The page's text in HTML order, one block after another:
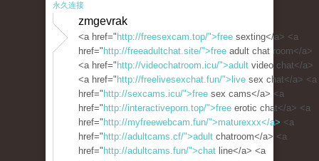
永久连接
zmgevrak
<a href=" http://freesexcam.top/">free sexting</a> <a
href=" http://freeadultchat.site/">free adult chat room</a>
<a href=" http://videochatroom.icu/">adult video chat</a>
<a href=" http://freelivesexchat.fun/">live sex chat</a> <a
href=" http://sexcams.icu/">free sex cams</a> <a
href=" http://interactiveporn.top/">free erotic chat</a> <a
href=" http://myfreewebcam.fun/">maturexxx</a> <a
href=" http://adultcams.cf/">adult chatroom</a> <a
href=" http://adultcams.fun/">chat line</a> <a